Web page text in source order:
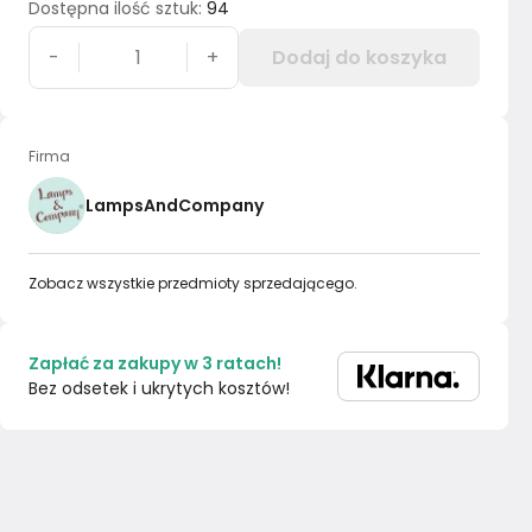
Dostępna ilość sztuk: 94
- + Dodaj do koszyka
Firma
LampsAndCompany
Zobacz wszystkie przedmioty sprzedającego.
Zapłać za zakupy w 3 ratach!
Bez odsetek i ukrytych kosztów!